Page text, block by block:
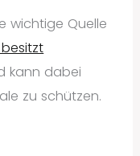
wichtige Quelle
kann dabei
zu schützen.